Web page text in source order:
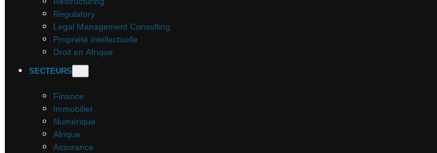
Regulatory
Legal Management Consulting
Propriété intellectuelle
Droit en Afrique
SECTEURS
Finance
Immobilier
Numérique
Afrique
Assurance